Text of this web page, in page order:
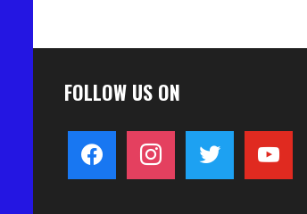
FOLLOW US ON
facebook instagram twitter youtube